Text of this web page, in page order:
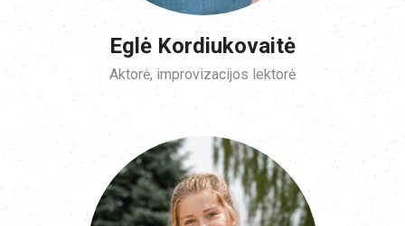
Eglė Kordiukovaitė
Aktorė, improvizacijos lektorė